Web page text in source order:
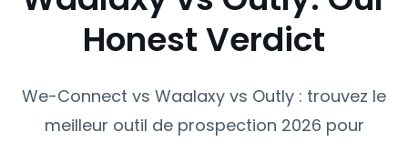
Honest Verdict
We-Connect vs Waalaxy vs Outly : trouvez le
meilleur outil de prospection 2026 pour